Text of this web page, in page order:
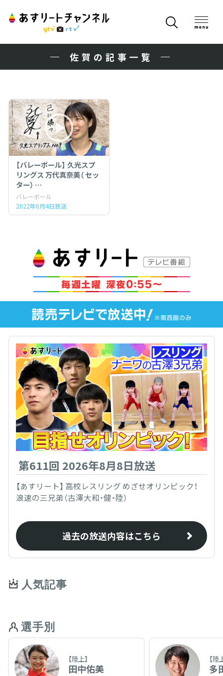
佐賀の記事一覧
【バレーボール】 久光スプ
リングス 万代真奈美（ セッ
ター）
～強豪チームで苦しんだ１
年目のシーズン、それでも
前へ～
バレーボール
2022年6月4日放送
第611回 2026年8月8日放送
【あすリート】 高校レスリング めざせオリンピック！
浪速の三兄弟（古澤大和・健・陸）
過去の放送内容はこちら
人気記事
選手別
【陸上】
田中佑美
【陸
多